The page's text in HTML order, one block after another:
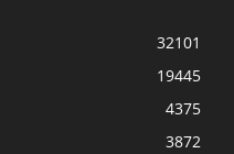
32101
19445
4375
3872